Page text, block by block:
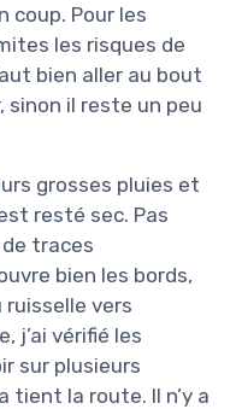
coup. Pour les
les risques de
bien aller au bout
sinon il reste un peu
grosses pluies et
resté sec. Pas
de traces
bien les bords,
vers
j’ai vérifié les
sur plusieurs
tient la route. Il n’y a